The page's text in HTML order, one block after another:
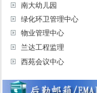
南大幼儿园
绿化环卫管理中心
物业管理中心
兰达工程监理
西苑会议中心